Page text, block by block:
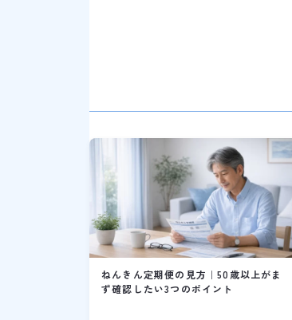
ねんきん定期便の見方｜50歳以上がま
ず確認したい3つのポイント